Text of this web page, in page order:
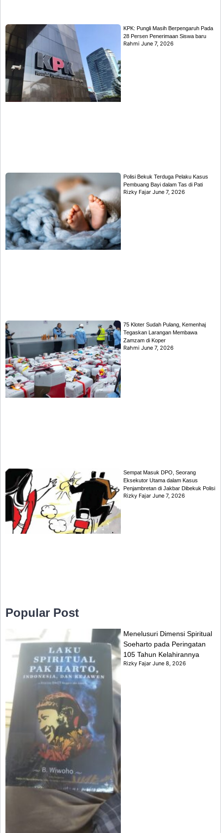
KPK: Pungli Masih Berpengaruh Pada
28 Persen Penerimaan Siswa baru
RahmiJune 7, 2026
Polisi Bekuk Terduga Pelaku Kasus
Pembuang Bayi dalam Tas di Pati
Rizky FajarJune 7, 2026
75 Kloter Sudah Pulang, Kemenhaj
Tegaskan Larangan Membawa
Zamzam di Koper
RahmiJune 7, 2026
Sempat Masuk DPO, Seorang
Eksekutor Utama dalam Kasus
Penjambretan di Jakbar Dibekuk Polisi
Rizky FajarJune 7, 2026
Popular Post
Menelusuri Dimensi Spiritual
Soeharto pada Peringatan
105 Tahun Kelahirannya
Rizky FajarJune 8, 2026